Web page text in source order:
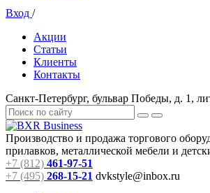
Вход /
Акции
Статьи
Клиенты
Контакты
Санкт-Петербург, бульвар Победы, д. 1,
Производство и продажа торгового
прилавков, металлической мебели и
+7 (812) 461-97-51
+7 (495) 268-15-21 dvkstyle@inbox.ru